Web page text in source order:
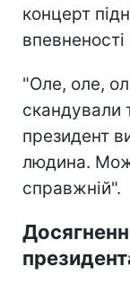
концерт
"Оле, оле,
скандували
президент
людина.
справжній".